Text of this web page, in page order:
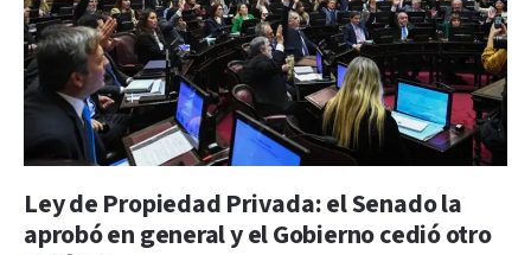
Ley de Propiedad Privada: el Senado la
aprobó en general y el Gobierno cedió otro